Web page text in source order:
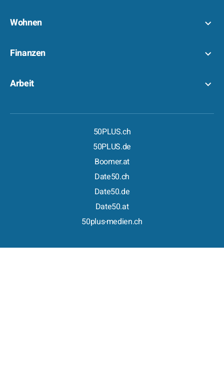
Wohnen
Finanzen
Arbeit
50PLUS.ch
50PLUS.de
Boomer.at
Date50.ch
Date50.de
Date50.at
50plus-medien.ch